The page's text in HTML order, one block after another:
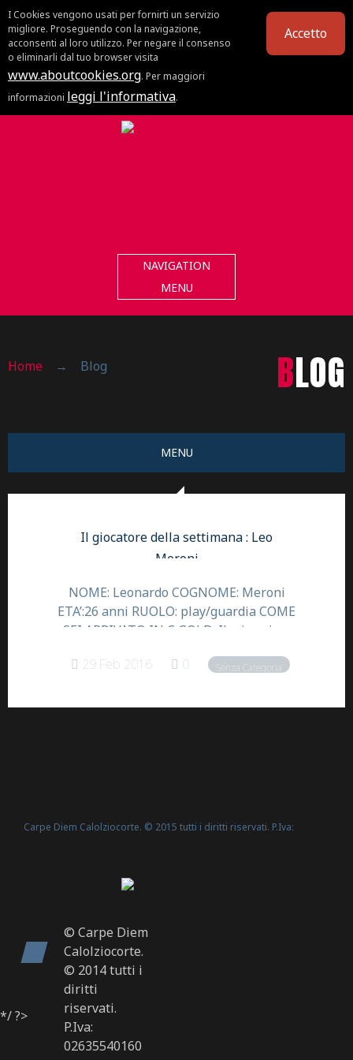
I Cookies vengono usati per fornirti un servizio
migliore. Proseguendo con la navigazione,
acconsenti al loro utilizzo. Per negare il consenso
o eliminarli dal tuo browser visita
www.aboutcookies.org. Per maggiori
informazioni leggi l'informativa.
Accetto
NAVIGATION
MENU
Home → Blog BLOG
MENU
Il giocatore della settimana : Leo
Meroni
NOME: Leonardo COGNOME: Meroni
ETA’:26 anni RUOLO: play/guardia COME
SEI ARRIVATO IN C GOLD: Il mio primo
stagione 2007/ 2008,stagione iniziata
e ovviamente avevo pochissimi minuti ,
29 Feb 2016 0 Senza Categoria
Carpe Diem Calolziocorte. © 2015 tutti i diritti riservati. P.Iva:
© Carpe Diem
Calolziocorte.
© 2014 tutti i
diritti
riservati.
P.Iva:
02635540160
*/ ?>